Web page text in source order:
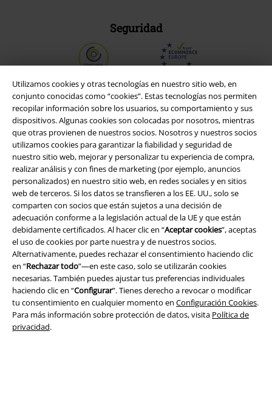
Utilizamos cookies y otras tecnologías en nuestro sitio web, en
conjunto conocidas como “cookies”. Estas tecnologías nos permiten
recopilar información sobre los usuarios, su comportamiento y sus
dispositivos. Algunas cookies son colocadas por nosotros, mientras
que otras provienen de nuestros socios. Nosotros y nuestros socios
utilizamos cookies para garantizar la fiabilidad y seguridad de
nuestro sitio web, mejorar y personalizar tu experiencia de compra,
realizar análisis y con fines de marketing (por ejemplo, anuncios
personalizados) en nuestro sitio web, en redes sociales y en sitios
web de terceros. Si los datos se transfieren a los EE. UU., solo se
comparten con socios que están sujetos a una decisión de
adecuación conforme a la legislación actual de la UE y que están
debidamente certificados. Al hacer clic en “Aceptar cookies”, aceptas
el uso de cookies por parte nuestra y de nuestros socios.
Alternativamente, puedes rechazar el consentimiento haciendo clic
en “Rechazar todo”—en este caso, solo se utilizarán cookies
necesarias. También puedes ajustar tus preferencias individuales
haciendo clic en “Configurar”. Tienes derecho a revocar o modificar
tu consentimiento en cualquier momento en Configuración Cookies.
Para más información sobre protección de datos, visita Política de
privacidad.
Seguridad
Legal
Términos y Condiciones
Aviso Legal
Ley protección de datos
Eliminación de residuos y protección del medioambiente